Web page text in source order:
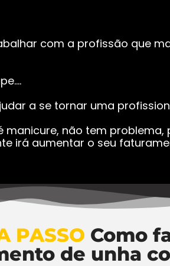
com a profissão que
a se tornar uma
manicure, não tem
irá aumentar o seu
PASSO Como
de unha